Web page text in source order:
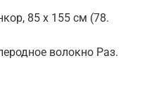
85 x 155 см (78.
волокно Раз.